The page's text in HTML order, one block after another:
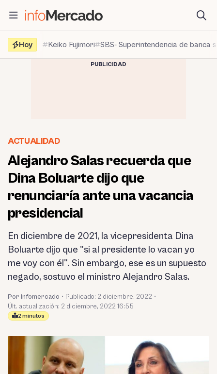
contenido
Hoy
Keiko Fujimori SBS- Superintendencia de banca
PUBLICIDAD
ACTUALIDAD
Alejandro Salas recuerda que
Dina Boluarte dijo que
renunciaría ante una vacancia
presidencial
En diciembre de 2021, la vicepresidenta Dina
Boluarte dijo que "si al presidente lo vacan yo
me voy con él". Sin embargo, ese es un supuesto
negado, sostuvo el ministro Alejandro Salas.
Por Infomercado • Publicado: 2 diciembre, 2022 •
Últ. actualización: 2 diciembre, 2022 16:55
2 minutos